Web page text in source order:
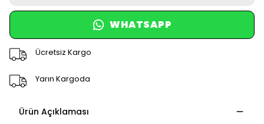
WHATSAPP
Ücretsiz Kargo
Yarın Kargoda
Ürün Açıklaması